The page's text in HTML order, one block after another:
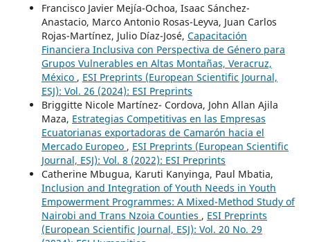
Francisco Javier Mejía-Ochoa, Isaac Sánchez-
Anastacio, Marco Antonio Rosas-Leyva, Juan Carlos
Rojas-Martínez, Julio Díaz-José, Capacitación
Financiera Inclusiva con Perspectiva de Género para
Grupos Vulnerables en Altas Montañas, Veracruz,
México , ESI Preprints (European Scientific Journal,
ESJ): Vol. 26 (2024): ESI Preprints
Briggitte Nicole Martínez- Cordova, John Allan Ajila
Maza, Estrategias Competitivas en las Empresas
Ecuatorianas exportadoras de Camarón hacia el
Mercado Europeo , ESI Preprints (European Scientific
Journal, ESJ): Vol. 8 (2022): ESI Preprints
Catherine Mbugua, Karuti Kanyinga, Paul Mbatia,
Inclusion and Integration of Youth Needs in Youth
Empowerment Programmes: A Mixed-Method Study of
Nairobi and Trans Nzoia Counties , ESI Preprints
(European Scientific Journal, ESJ): Vol. 20 No. 29